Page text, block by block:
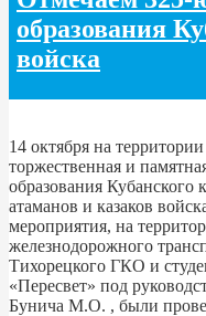
образования
войска
14 октября на
торжественная и
образования Кубанского
атаманов и казаков
мероприятия, на
железнодорожного
Тихорецкого ГКО и
«Пересвет» под
Бунича М.О. , были